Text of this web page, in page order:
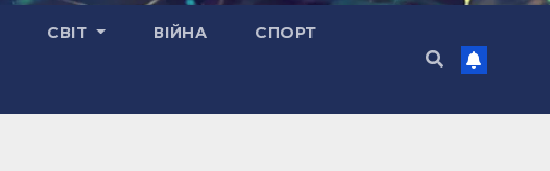
СВІТ ВІЙНА СПОРТ